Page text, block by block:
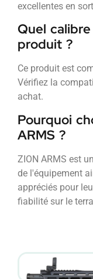
excellentes en
Quel
produit ?
Ce produit est
Vérifiez la
achat.
Pourquoi
ARMS ?
ZION ARMS est
de l'équipement
appréciés pour
fiabilité sur le